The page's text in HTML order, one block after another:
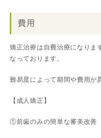
費用
矯正治療は自費治療になりま
なっております。
難易度によって期間や費用が
【成人矯正】
①前歯のみの簡単な審美改